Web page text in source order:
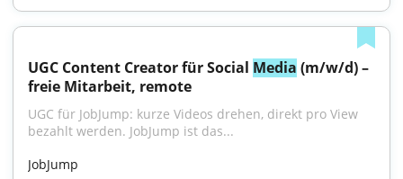
UGC Content Creator für Social Media (m/w/d) –
freie Mitarbeit, remote
UGC für JobJump: kurze Videos drehen, direkt pro View
bezahlt werden. JobJump ist das...
JobJump